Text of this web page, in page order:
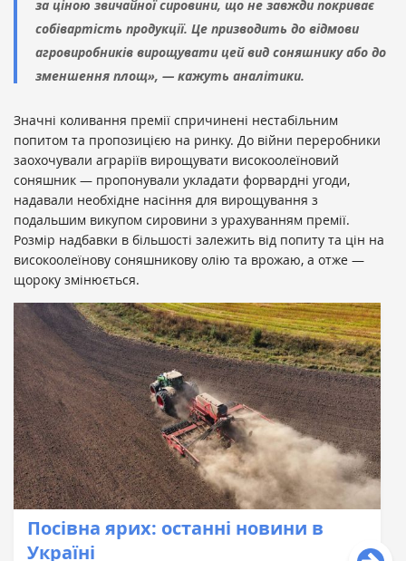
за ціною звичайної сировини, що не завжди покриває
собівартість продукції. Це призводить до відмови
агровиробників вирощувати цей вид соняшнику або до
зменшення площ», — кажуть аналітики.
Значні коливання премії спричинені нестабільним
попитом та пропозицією на ринку. До війни переробники
заохочували аграріїв вирощувати високоолеїновий
соняшник — пропонували укладати форвардні угоди,
надавали необхідне насіння для вирощування з
подальшим викупом сировини з урахуванням премії.
Розмір надбавки в більшості залежить від попиту та цін на
високоолеїнову соняшникову олію та врожаю, а отже —
щороку змінюється.
Посівна ярих: останні новини в
Україні